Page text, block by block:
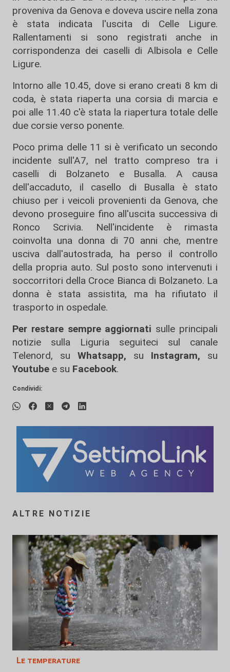
proveniva da Genova e doveva uscire nella zona
è stata indicata l'uscita di Celle Ligure.
Rallentamenti si sono registrati anche in
corrispondenza dei caselli di Albisola e Celle
Ligure.
Intorno alle 10.45, dove si erano creati 8 km di
coda, è stata riaperta una corsia di marcia e
poi alle 11.40 c'è stata la riapertura totale delle
due corsie verso ponente.
Poco prima delle 11 si è verificato un secondo
incidente sull'A7, nel tratto compreso tra i
caselli di Bolzaneto e Busalla. A causa
dell'accaduto, il casello di Busalla è stato
chiuso per i veicoli provenienti da Genova, che
devono proseguire fino all'uscita successiva di
Ronco Scrivia. Nell'incidente è rimasta
coinvolta una donna di 70 anni che, mentre
usciva dall'autostrada, ha perso il controllo
della propria auto. Sul posto sono intervenuti i
soccorritori della Croce Bianca di Bolzaneto. La
donna è stata assistita, ma ha rifiutato il
trasporto in ospedale.
Per restare sempre aggiornati sulle principali
notizie sulla Liguria seguiteci sul canale
Telenord, su
Whatsapp, su Instagram, su
Youtube e su Facebook.
Condividi:
ALTRE NOTIZIE
Le temperature